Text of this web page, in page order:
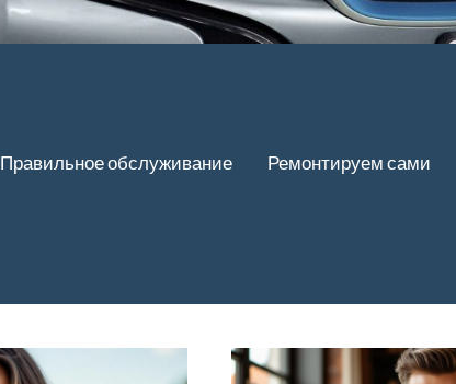
Правильное обслуживание Ремонтируем сами